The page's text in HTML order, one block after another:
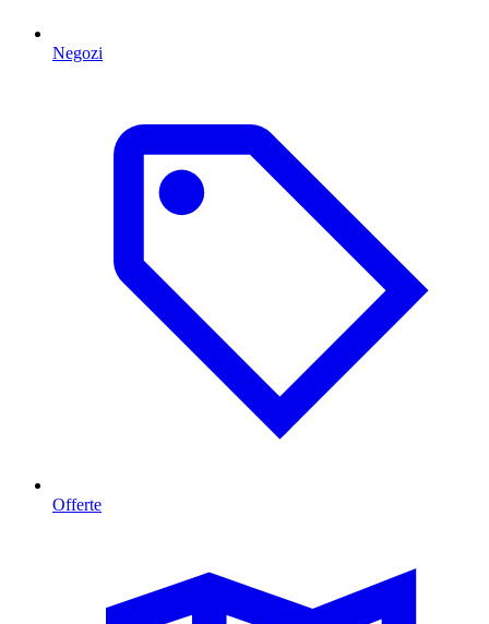
Negozi
Offerte